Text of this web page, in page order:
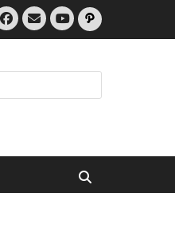
Facebook
E-
MailYouTube
Pfad